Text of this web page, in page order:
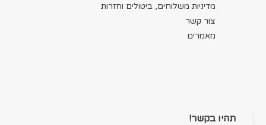
מדיניות משלוחים, ביטולים וחזרות
צור קשר
מאמרים
תהיו בקשר!